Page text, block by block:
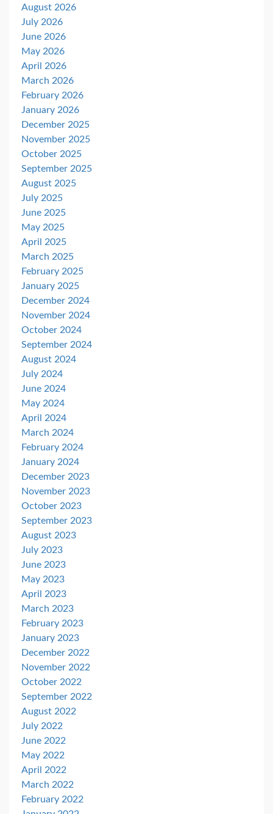
August 2026
July 2026
June 2026
May 2026
April 2026
March 2026
February 2026
January 2026
December 2025
November 2025
October 2025
September 2025
August 2025
July 2025
June 2025
May 2025
April 2025
March 2025
February 2025
January 2025
December 2024
November 2024
October 2024
September 2024
August 2024
July 2024
June 2024
May 2024
April 2024
March 2024
February 2024
January 2024
December 2023
November 2023
October 2023
September 2023
August 2023
July 2023
June 2023
May 2023
April 2023
March 2023
February 2023
January 2023
December 2022
November 2022
October 2022
September 2022
August 2022
July 2022
June 2022
May 2022
April 2022
March 2022
February 2022